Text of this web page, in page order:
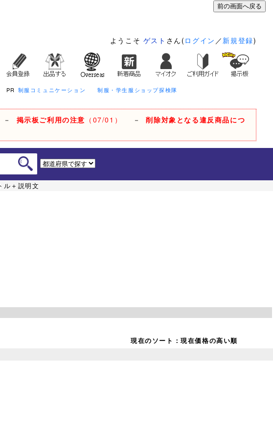
ようこそ ゲスト さん( ログイン ／ 新規登録)
PR 制服コミュニケーション 制服・学生服ショップ探検隊
掲示板ご利用の注意 （07/01） －削除対象となる違反商品につ
ル＋説明文
現在のソート：現在価格の高い順